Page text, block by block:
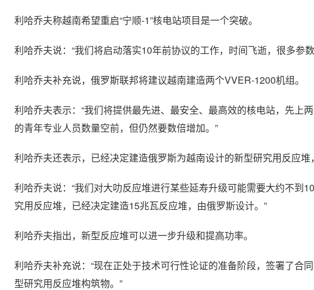
利哈乔夫称越南希望重启“宁顺-1”核电站项目是一个突破。
利哈乔夫说：“我们将启动落实10年前协议的工作，时间飞逝，很多参
利哈乔夫补充说，俄罗斯联邦将建议越南建造两个VVER-1200机组。
利哈乔夫表示：“我们将提供最先进、最安全、最高效的核电站，先上
的青年专业人员数量空前，但仍然要数倍增加。”
利哈乔夫还表示，已经决定建造俄罗斯为越南设计的新型研究用反应堆
利哈乔夫说：“我们对大叻反应堆进行某些延寿升级可能需要大约不到
究用反应堆，已经决定建造15兆瓦反应堆，由俄罗斯设计。”
利哈乔夫指出，新型反应堆可以进一步升级和提高功率。
利哈乔夫补充说：“现在正处于技术可行性论证的准备阶段，签署了合
型研究用反应堆构筑物。”